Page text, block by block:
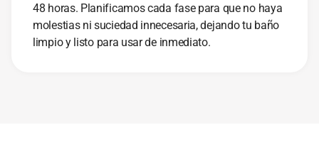
48 horas. Planificamos cada fase para que no haya
molestias ni suciedad innecesaria, dejando tu baño
limpio y listo para usar de inmediato.